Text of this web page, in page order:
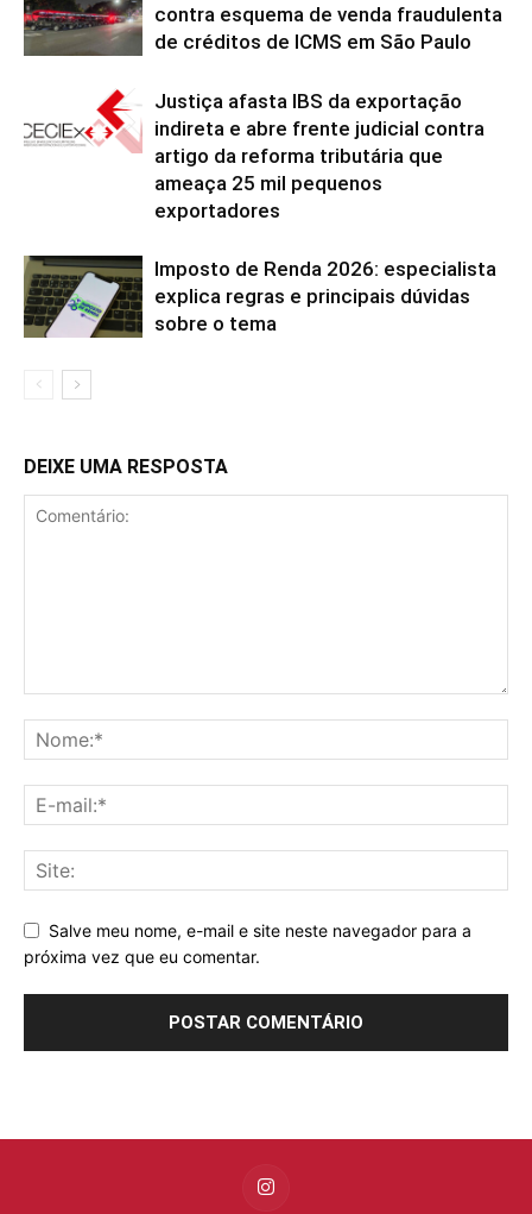
contra esquema de venda fraudulenta
de créditos de ICMS em São Paulo
Justiça afasta IBS da exportação
indireta e abre frente judicial contra
artigo da reforma tributária que
ameaça 25 mil pequenos
exportadores
Imposto de Renda 2026: especialista
explica regras e principais dúvidas
sobre o tema
DEIXE UMA RESPOSTA
Salve meu nome, e-mail e site neste navegador para a
próxima vez que eu comentar.